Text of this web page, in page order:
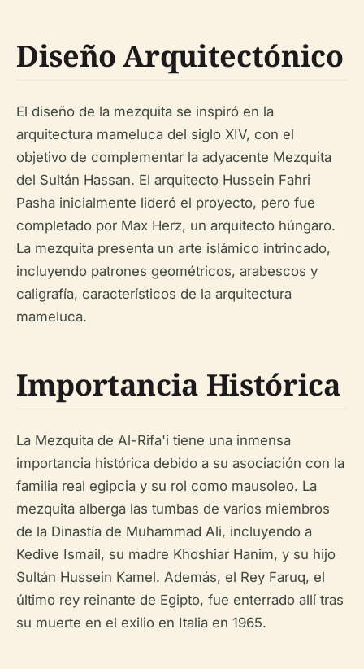
Diseño Arquitectónico
El diseño de la mezquita se inspiró en la
arquitectura mameluca del siglo XIV, con el
objetivo de complementar la adyacente Mezquita
del Sultán Hassan. El arquitecto Hussein Fahri
Pasha inicialmente lideró el proyecto, pero fue
completado por Max Herz, un arquitecto húngaro.
La mezquita presenta un arte islámico intrincado,
incluyendo patrones geométricos, arabescos y
caligrafía, característicos de la arquitectura
mameluca.
Importancia Histórica
La Mezquita de Al-Rifa'i tiene una inmensa
importancia histórica debido a su asociación con la
familia real egipcia y su rol como mausoleo. La
mezquita alberga las tumbas de varios miembros
de la Dinastía de Muhammad Ali, incluyendo a
Kedive Ismail, su madre Khoshiar Hanim, y su hijo
Sultán Hussein Kamel. Además, el Rey Faruq, el
último rey reinante de Egipto, fue enterrado allí tras
su muerte en el exilio en Italia en 1965.